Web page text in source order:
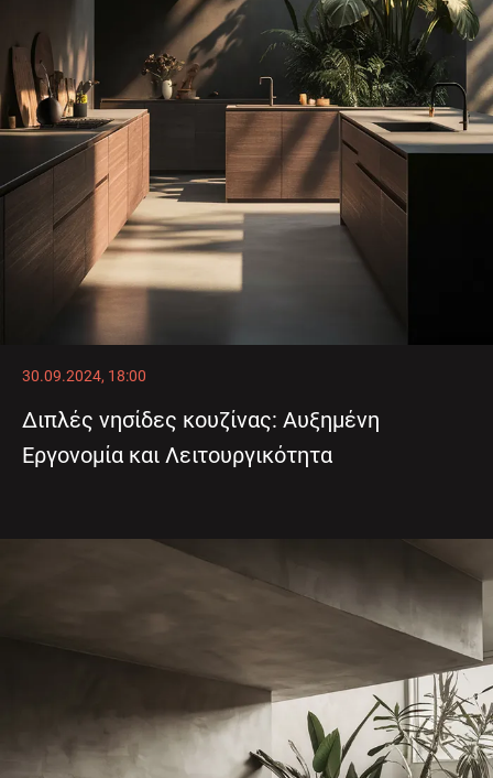
30.09.2024, 18:00
Διπλές νησίδες κουζίνας: Αυξημένη
Εργονομία και Λειτουργικότητα